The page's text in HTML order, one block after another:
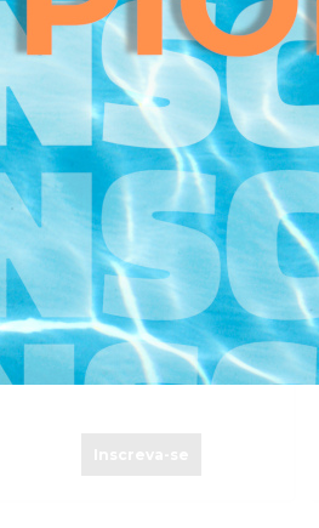
ESPECIALIZAÇÃO AVANÇADA
PÓS-UNIVERSITÁRIA
EM SEXOLOGIA CLÍNICA –
Advanced Professional
Program –
Online
10 Out. 2026- JÁ CONFIRMADO